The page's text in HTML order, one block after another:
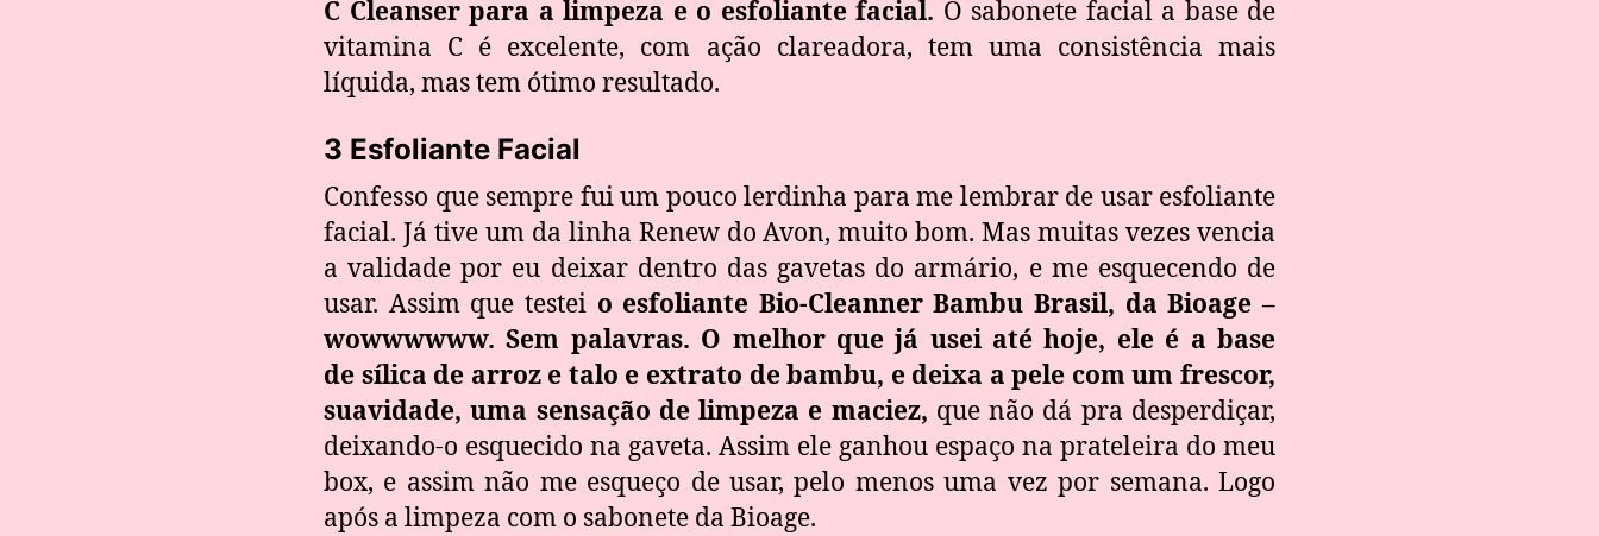
C Cleanser para a limpeza e o esfoliante facial. O sabonete facial a base de
vitamina C é excelente, com ação clareadora, tem uma consistência mais
líquida, mas tem ótimo resultado.
3 Esfoliante Facial
Confesso que sempre fui um pouco lerdinha para me lembrar de usar esfoliante
facial. Já tive um da linha Renew do Avon, muito bom. Mas muitas vezes vencia
a validade por eu deixar dentro das gavetas do armário, e me esquecendo de
usar. Assim que testei o esfoliante Bio-Cleanner Bambu Brasil, da Bioage –
wowwwwww. Sem palavras. O melhor que já usei até hoje, ele é a base
de sílica de arroz e talo e extrato de bambu, e deixa a pele com um frescor,
suavidade, uma sensação de limpeza e maciez, que não dá pra desperdiçar,
deixando-o esquecido na gaveta. Assim ele ganhou espaço na prateleira do meu
box, e assim não me esqueço de usar, pelo menos uma vez por semana. Logo
após a limpeza com o sabonete da Bioage.